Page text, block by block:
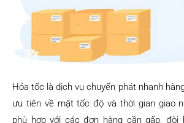
Hỏa tốc là dịch vụ chuyển phát nhanh
ưu tiên về mặt tốc độ và thời gian giao
phù hợp với các đơn hàng cần gấp,